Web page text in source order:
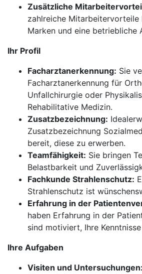
Zusätzliche
zahlreiche Mitarbeitervorteile
Marken und eine betriebliche
Ihr Profil
Facharztanerkennung: Sie
Facharztanerkennung für
Unfallchirurgie oder
Rehabilitative Medizin.
Zusatzbezeichnung:
Zusatzbezeichnung
bereit, diese zu erwerben.
Teamfähigkeit: Sie bringen
Belastbarkeit und
Fachkunde Strahlenschutz:
Strahlenschutz ist
Erfahrung in der
haben Erfahrung in der
sind motiviert, Ihre
Ihre Aufgaben
Visiten und Untersuchungen: